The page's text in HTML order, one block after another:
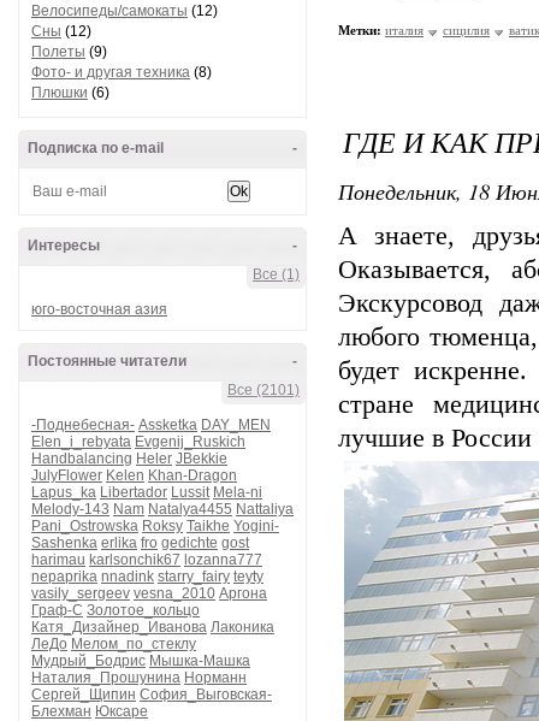
Велосипеды/самокаты (12)
Сны (12)
Полеты (9)
Фото- и другая техника (8)
Плюшки (6)
-
Подписка по e-mail
-
Интересы
Все (1)
юго-восточная азия
-
Постоянные читатели
Все (2101)
-Поднебесная- Assketka DAY_MEN
Elen_i_rebyata Evgenij_Ruskich
Handbalancing Heler JBekkie
JulyFlower Kelen Khan-Dragon
Lapus_ka Libertador Lussit Mela-ni
Melody-143 Nam Natalya4455 Nattaliya
Pani_Ostrowska Roksy Taikhe Yogini-
Sashenka erlika fro gedichte gost
harimau karlsonchik67 lozanna777
nepaprika nnadink starry_fairy teyty
vasily_sergeev vesna_2010 Аргона
Граф-С Золотое_кольцо
Катя_Дизайнер_Иванова Лаконика
ЛеДо Мелом_по_стеклу
Мудрый_Бодрис Мышка-Машка
Наталия_Прошунина Норманн
Сергей_Щипин София_Выговская-
Блехман Юксаре
Метки: италия сицилия
ГДЕ И КАК
Понедельник, 18
А знаете,
Оказывается,
Экскурсовод
любого
будет
стране
лучшие в России